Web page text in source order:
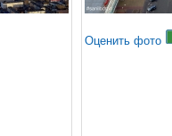
Оценить фото